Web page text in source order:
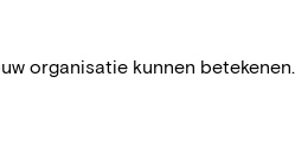
organisatie kunnen betekenen.